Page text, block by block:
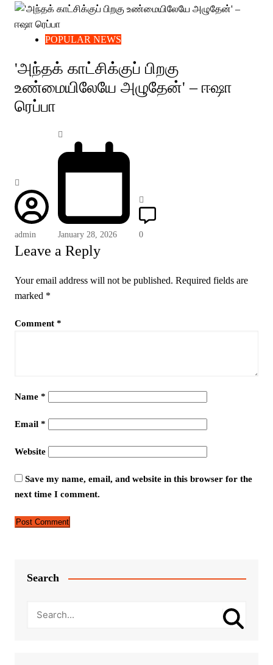
POPULAR NEWS
'அந்தக் காட்சிக்குப் பிறகு
உண்மையிலேயே அழுதேன்' – ஈஷா
ரெப்பா
admin January 28, 2026 0
Leave a Reply
Your email address will not be published. Required fields are
marked *
Comment *
Name *
Email *
Website
Save my name, email, and website in this browser for the
next time I comment.
Search